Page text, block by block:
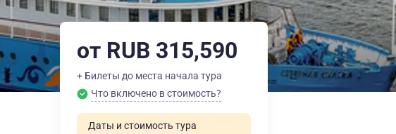
от RUB 315,590
+ Билеты до места начала тура
Что включено в стоимость?
Даты и стоимость тура